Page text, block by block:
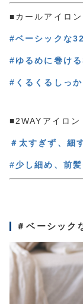
■カールアイロン
#ベーシックな
#ゆるめに巻け
#くるくるしっ
■2WAYアイロン
＃太すぎず、細
#少し細め、前
＃ベーシック